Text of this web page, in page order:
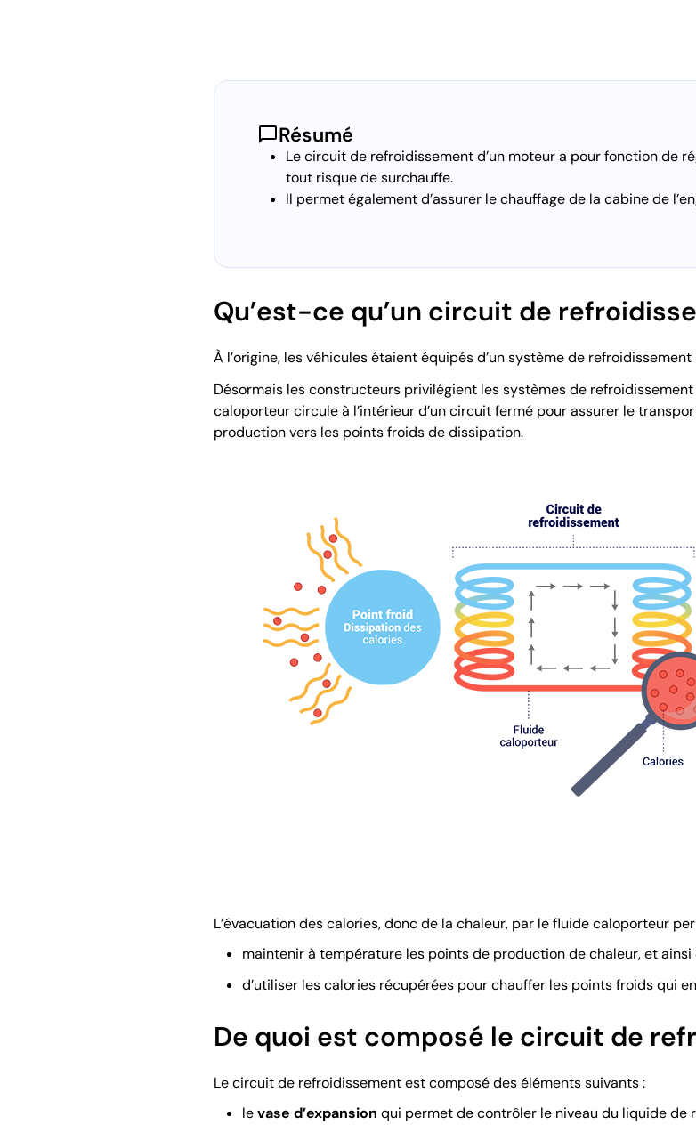
chat_bubbleRésumé
Le circuit de refroidissement d’un moteur a pour fonction de
tout risque de surchauffe.
Il permet également d’assurer le chauffage de la cabine de
Qu’est-ce qu’un circuit de
À l’origine, les véhicules étaient équipés d’un système de refroidissement
Désormais les constructeurs privilégient les systèmes de
caloporteur circule à l’intérieur d’un circuit fermé pour assurer le
production vers les points froids de dissipation.
L’évacuation des calories, donc de la chaleur, par le fluide caloporteur
maintenir à température les points de production de chaleur, et
d’utiliser les calories récupérées pour chauffer les points froids qui
De quoi est composé le circuit de
Le circuit de refroidissement est composé des éléments suivants :
levase d’expansion qui permet de contrôler le niveau du liquide de